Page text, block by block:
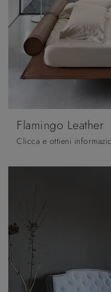
Flamingo Leather